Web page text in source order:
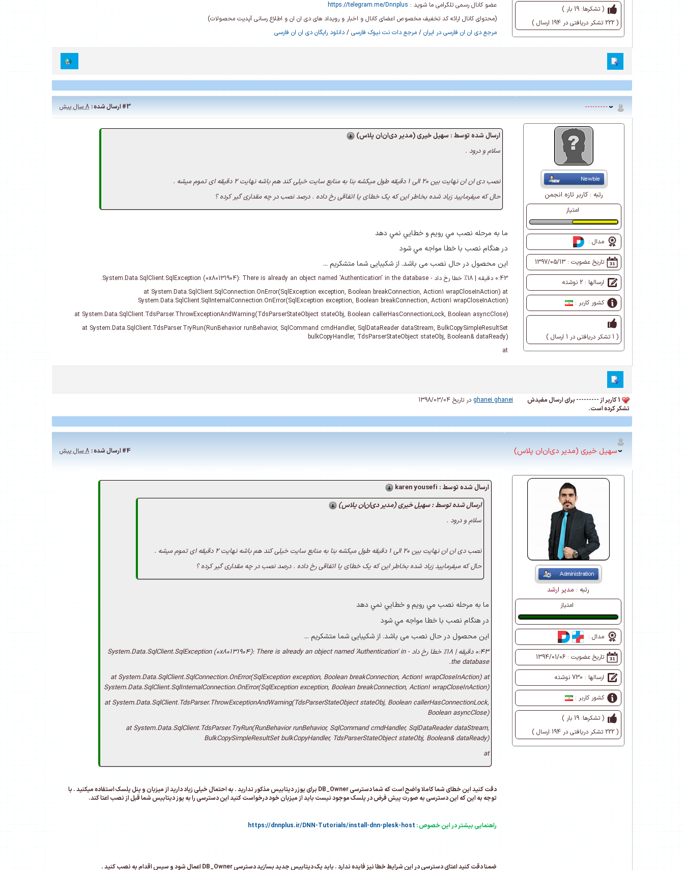
( تشکرها: 19 بار )
( 222 تشکر دریافتی در 194 ارسال )
عضو کانال رسمی تلگرامی ما شوید : https://telegram.me/Dnnplus
(محتوای کانال ارائه کد تخفیف مخصوص اعضای کانال و اخبار و رویداد های دی ان ان و اطلاع رسانی آپدیت محصولات)
مرجع دی ان ان فارسی در ایران / مرجع دات نت نیوک فارسی / دانلود رایگان دی ان ان فارسی
---------
#3ارسال شده : 8 سال پیش
رتبه :کاربر تازه انجمن
امتیاز
طبیعی
مدال :
تاریخ عضویت : 1397/05/13
ارسالها : 2 نوشته
کشور کاربر :
( 1 تشکر دریافتی در 1 ارسال )
ارسال شده توسط : سهیل خیری (مدیر دی‌ان‌ان پلاس)
سلام و درود .
نصب دی ان ان نهایت بین 20 الی 1 دقیقه طول میکشه بنا به منابع سایت خیلی کند هم باشه نهایت 2 دقیقه ای تموم میشه .
حال که میفرمایید زیاد شده بخاطر این که یک خطای یا اتفاقی رخ داده . درصد نصب در چه مقداری گیر کرده ؟
ما به مرحله نصب مي رويم و خطايي نمي دهد
در هنگام نصب با خطا مواجه مي شود
این محصول در حال نصب می باشد. از شکیبایی شما متشکریم ...
0:43 دقیقه | 18% خطا رخ داد - System.Data.SqlClient.SqlException (0x80131904): There is already an object named 'Authentication' in the database.
at System.Data.SqlClient.SqlConnection.OnError(SqlException exception, Boolean breakConnection, Action1 wrapCloseInAction) at
System.Data.SqlClient.SqlInternalConnection.OnError(SqlException exception, Boolean breakConnection, Action1 wrapCloseInAction)
at System.Data.SqlClient.TdsParser.ThrowExceptionAndWarning(TdsParserStateObject stateObj, Boolean callerHasConnectionLock, Boolean asyncClose)
at System.Data.SqlClient.TdsParser.TryRun(RunBehavior runBehavior, SqlCommand cmdHandler, SqlDataReader dataStream, BulkCopySimpleResultSet
bulkCopyHandler, TdsParserStateObject stateObj, Boolean& dataReady)
at
1 کاربر از --------- برای ارسال مفیدش
تشکر کرده است.
ghanei ghanei در تاریخ 1398/03/04
سهیل خیری (مدیر دی‌ان‌ان پلاس) #4 ارسال شده : 8 سال پیش
رتبه : مدیر ارشد
امتیاز
عالی
مدال :
تاریخ عضویت : 1394/01/06
ارسالها : 730 نوشته
کشور کاربر :
( تشکرها: 19 بار )
( 222 تشکر دریافتی در 194 ارسال )
ارسال شده توسط : karen yousefi
ارسال شده توسط : سهیل خیری (مدیر دی‌ان‌ان پلاس)
سلام و درود .
نصب دی ان ان نهایت بین 20 الی 1 دقیقه طول میکشه بنا به منابع سایت خیلی کند هم باشه نهایت 2 دقیقه ای تموم میشه .
حال که میفرمایید زیاد شده بخاطر این که یک خطای یا اتفاقی رخ داده . درصد نصب در چه مقداری گیر کرده ؟
ما به مرحله نصب مي رويم و خطايي نمي دهد
در هنگام نصب با خطا مواجه مي شود
این محصول در حال نصب می باشد. از شکیبایی شما متشکریم ...
0:43 دقیقه | 18% خطا رخ داد - System.Data.SqlClient.SqlException (0x80131904): There is already an object named 'Authentication' in
the database.
at System.Data.SqlClient.SqlConnection.OnError(SqlException exception, Boolean breakConnection, Action1 wrapCloseInAction) at
System.Data.SqlClient.SqlInternalConnection.OnError(SqlException exception, Boolean breakConnection, Action1 wrapCloseInAction)
at System.Data.SqlClient.TdsParser.ThrowExceptionAndWarning(TdsParserStateObject stateObj, Boolean callerHasConnectionLock,
Boolean asyncClose)
at System.Data.SqlClient.TdsParser.TryRun(RunBehavior runBehavior, SqlCommand cmdHandler, SqlDataReader dataStream,
BulkCopySimpleResultSet bulkCopyHandler, TdsParserStateObject stateObj, Boolean& dataReady)
at
دقت کنید این خطای شما کاملا واضح است که شما دسترسی DB_Owner برای یوزر دیتابیس مذکور ندارید . به احتمال خیلی زیاد دارید از میزبان و پنل پلسک استفاده میکنید . با
توجه به این که این دسترسی به صورت پیش فرض در پلسک موجود نیست باید از میزبان خود درخواست کنید این دسترسی را به یوز دیتابیس شما قبل از نصب اعتا کند.
راهنمایی بیشتر در این خصوص : https://dnnplus.ir/DNN-Tutorials/install-dnn-plesk-host
ضمنا دقت کنید اعتای دسترسی در این شرایط خطا نیز فایده ندارد . باید یک دیتابیس جدید بسازید دسترسی DB_Owner اعمال شود و سپس اقدام به نصب کنید .